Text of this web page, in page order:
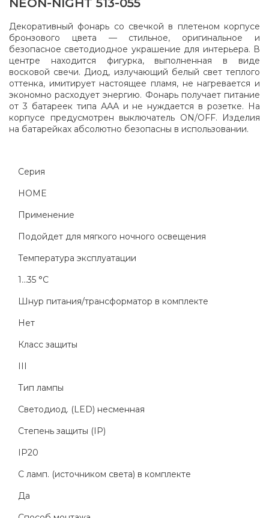
NEON-NIGHT 513-055
Декоративный фонарь со свечкой в плетеном корпусе
бронзового цвета — стильное, оригинальное и
безопасное светодиодное украшение для интерьера. В
центре находится фигурка, выполненная в виде
восковой свечи. Диод, излучающий белый свет теплого
оттенка, имитирует настоящее пламя, не нагревается и
экономно расходует энергию. Фонарь получает питание
от 3 батареек типа ААА и не нуждается в розетке. На
корпусе предусмотрен выключатель ON/OFF. Изделия
на батарейках абсолютно безопасны в использовании.
Серия
HOME
Применение
Подойдет для мягкого ночного освещения
Температура эксплуатации
1...35 °C
Шнур питания/трансформатор в комплекте
Нет
Класс защиты
III
Тип лампы
Светодиод. (LED) несменная
Степень защиты (IP)
IP20
С ламп. (источником света) в комплекте
Да